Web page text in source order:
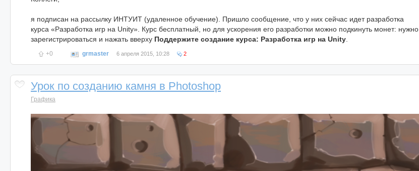
я подписан на рассылку ИНТУИТ (удаленное обучение). Пришло сообщение, что у них сейчас идет разработка
курса «Разработка игр на Unity». Курс бесплатный, но для ускорения его разработки можно подкинуть монет: нужно
зарегистрироваться и нажать вверху Поддержите создание курса: Разработка игр на Unity.
+0 grmaster 6 апреля 2015, 10:28 2
Урок по созданию камня в Photoshop
Графика